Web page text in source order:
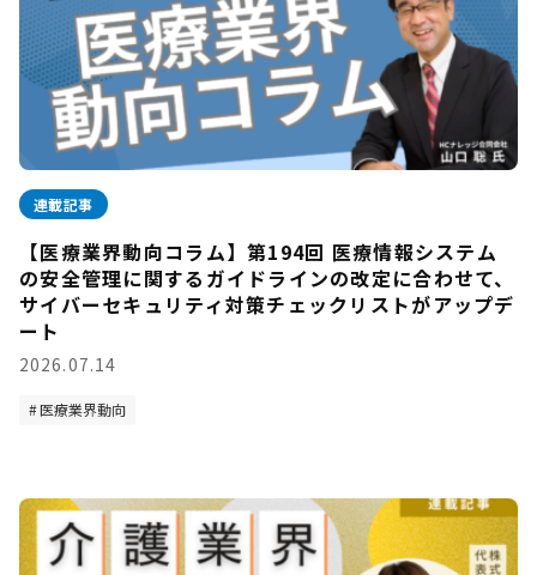
連載記事
【医療業界動向コラム】第194回 医療情報システム
の安全管理に関するガイドラインの改定に合わせて、
サイバーセキュリティ対策チェックリストがアップデ
ート
2026.07.14
医療業界動向